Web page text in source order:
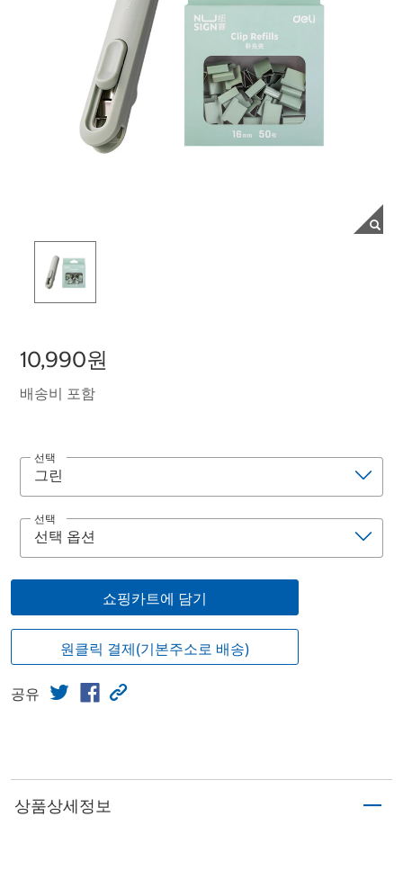
10,990원
배송비 포함
선택
선택
쇼핑카트에 담기
원클릭 결제(기본주소로 배송)
공유
상품상세정보